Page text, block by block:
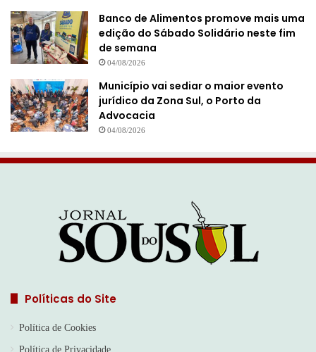
Banco de Alimentos promove mais uma
edição do Sábado Solidário neste fim
de semana
04/08/2026
Município vai sediar o maior evento
jurídico da Zona Sul, o Porto da
Advocacia
04/08/2026
Políticas do Site
Política de Cookies
Política de Privacidade